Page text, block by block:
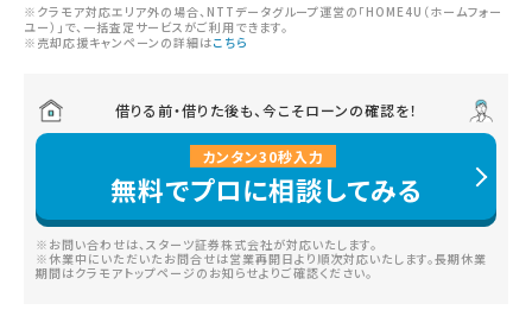
※クラモア対応エリア外の場合、NTTデータグループ運営の「HOME4U（ホームフォー
ユー）」で、一括査定サービスがご利用できます。
※売却応援キャンペーンの詳細はこちら
借りる前・借りた後も、今こそローンの確認を！
カンタン30秒入力
無料でプロに相談してみる
※お問い合わせは、スターツ証券株式会社が対応いたします。
※休業中にいただいたお問合せは営業再開日より順次対応いたします。長期休業
期間はクラモアトップページのお知らせよりご確認ください。